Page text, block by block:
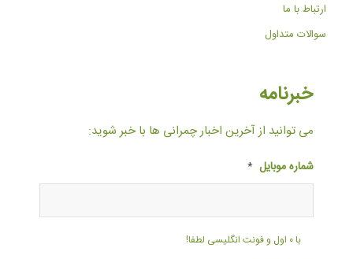
ارتباط با ما
سوالات متداول
خبرنامه
می توانید از آخرین اخبار چمرانی ها با خبر شوید:
شماره موبایل *
با ۰ اول و فونت انگلیسی لطفا!